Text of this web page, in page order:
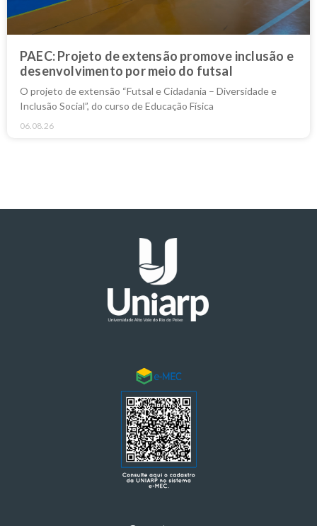
PAEC: Projeto de extensão promove inclusão e
desenvolvimento por meio do futsal
O projeto de extensão “Futsal e Cidadania – Diversidade e
Inclusão Social”, do curso de Educação Física
06.08.26